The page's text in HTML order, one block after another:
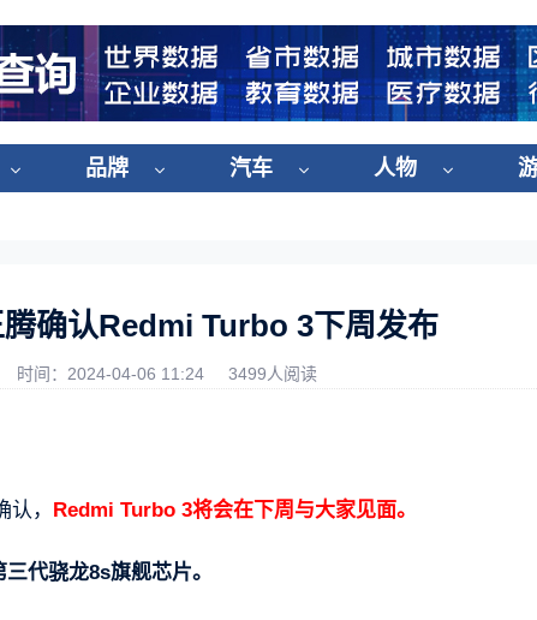
品牌 汽车 人物
确认Redmi Turbo 3下周发布
时间：2024-04-06 11:24 3499人阅读
， Redmi Turbo 3将会在下周与大家见面。
代骁龙8s旗舰芯片。